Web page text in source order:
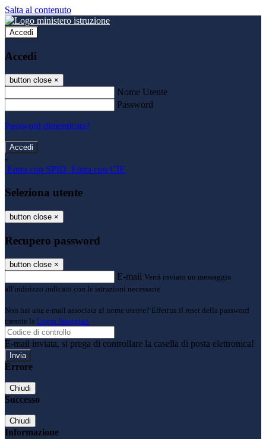
Salta al contenuto
Accedi
Accedi
button close ×
Nome Utente
Password
Password dimenticata?
-
Entra con SPID Entra con CIE
Seleziona utente
button close ×
Recupero password
button close ×
E-mail Verrà inviato un messaggio
all'indirizzo indicato con le istruzioni necessarie.
Non hai una e-mail associata al nome utente? Effettua il reset della password
tramite la Login Spaggiari
E-mail inviata, si prega di controllare la casella di posta elettronica!
Errore
Chiudi
Successo
Chiudi
Informazione